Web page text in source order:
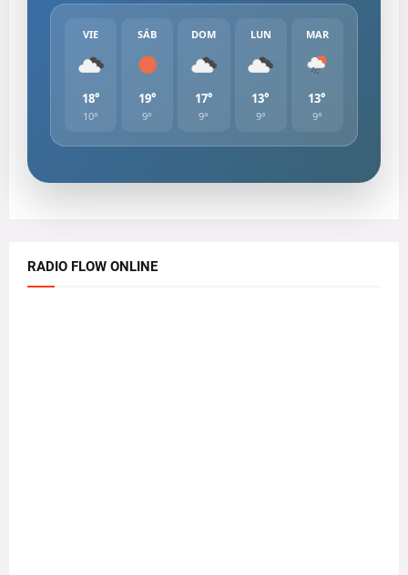
VIE
18°
10°
SÁB
19°
9°
DOM
17°
9°
LUN
13°
9°
MAR
13°
9°
RADIO FLOW ONLINE